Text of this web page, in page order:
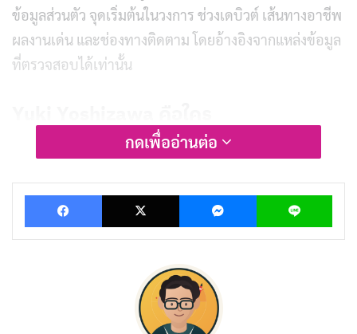
ข้อมูลส่วนตัว จุดเริ่มต้นในวงการ ช่วงเดบิวต์ เส้นทางอาชีพ
ผลงานเด่น และช่องทางติดตาม โดยอ้างอิงจากแหล่งข้อมูล
ที่ตรวจสอบได้เท่านั้น
Yuki Yoshizawa (ชื่อภาษาญี่ปุ่น: 吉澤友貴, อ่านว่า โยะชิ
ทั้งในฐานะนักแสดง AV และสมาชิกก่อตั้งของวง Ebisu
Muscats 1.5 รุ่นแรก เธอเป็นหนึ่งในสมาชิกที่อยู่กับวงตั้งแต่
โดยมีสีประจำตัวคือสีน้ำเงิน (Blue)
ในฐานะนักแสดง AV Yuki Yoshizawa เปิดตัวกับค่าย
กดเพื่ออ่านต่อ
Facebook X Messenger Line